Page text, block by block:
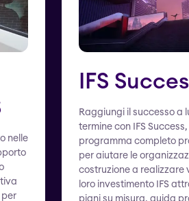
nelle
per
IFS
Raggiungi il successo a
termine con IFS Success,
programma completo
per aiutare le
costruzione a realizzare
loro investimento IFS
piani su misura, guida